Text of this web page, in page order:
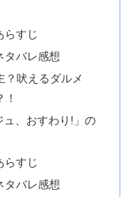
らすじ
タバレ感想
？吠えるダルメ
ュ、おすわり!」の
らすじ
タバレ感想